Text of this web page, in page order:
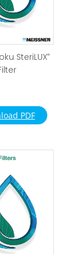
SteriLUX®
PDF